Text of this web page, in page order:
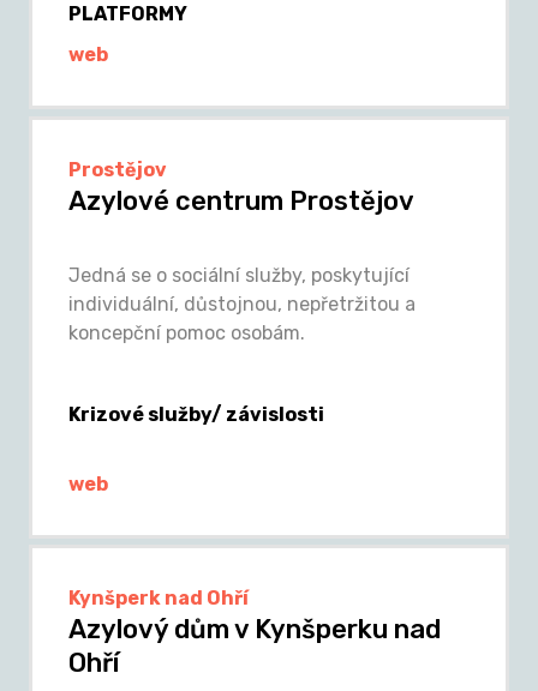
PLATFORMY
web
Prostějov
Azylové centrum Prostějov
Jedná se o sociální služby, poskytující
individuální, důstojnou, nepřetržitou a
koncepční pomoc osobám.
Krizové služby/ závislosti
web
Kynšperk nad Ohří
Azylový dům v Kynšperku nad
Ohří